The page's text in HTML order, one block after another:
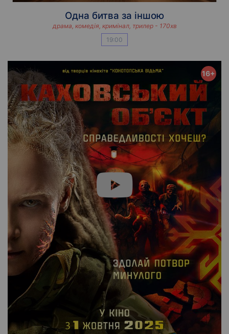
Одна битва за іншою
драма, комедія, кримінал, трилер - 170хв
19:00
16+